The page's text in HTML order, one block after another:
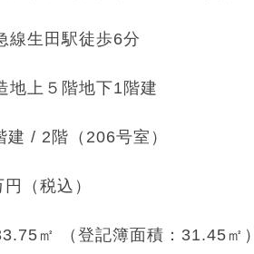
線生田駅徒歩6分
地上５階地下1階建
建 / 2階（206号室）
（税込）
㎡ （登記簿面積：31.45㎡